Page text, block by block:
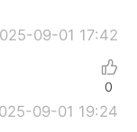
09-01 17:42
09-01 19:24
0